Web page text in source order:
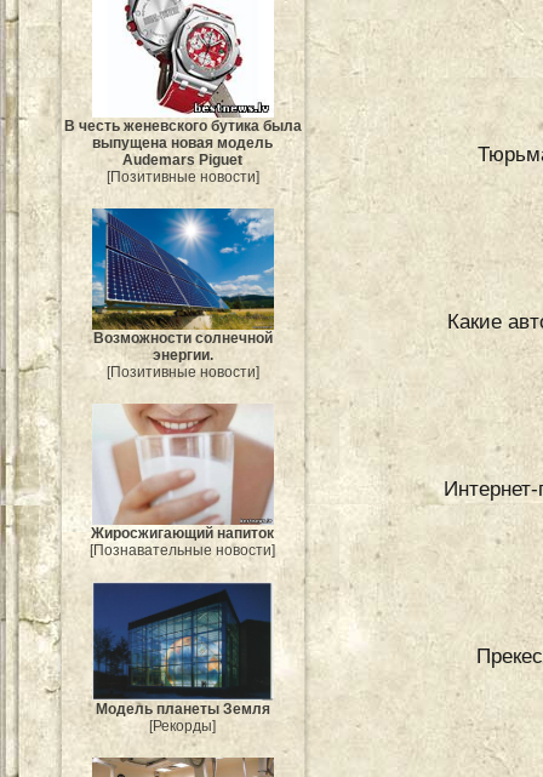
В честь женевского бутика была
выпущена новая модель
Audemars Piguet
[Позитивные новости]
Возможности солнечной
энергии.
[Позитивные новости]
Жиросжигающий напиток
[Познавательные новости]
Модель планеты Земля
[Рекорды]
Какие